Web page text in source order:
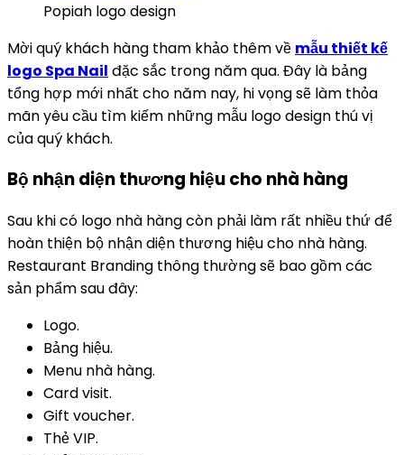
Popiah logo design
Mời quý khách hàng tham khảo thêm về mẫu thiết kế
logo Spa Nail đặc sắc trong năm qua. Đây là bảng
tổng hợp mới nhất cho năm nay, hi vọng sẽ làm thỏa
mãn yêu cầu tìm kiếm những mẫu logo design thú vị
của quý khách.
Bộ nhận diện thương hiệu cho nhà hàng
Sau khi có logo nhà hàng còn phải làm rất nhiều thứ để
hoàn thiện bộ nhận diện thương hiệu cho nhà hàng.
Restaurant Branding thông thường sẽ bao gồm các
sản phẩm sau đây:
Logo.
Bảng hiệu.
Menu nhà hàng.
Card visit.
Gift voucher.
Thẻ VIP.